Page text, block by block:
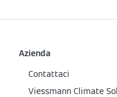
Azienda
Contattaci
Viessmann Climate